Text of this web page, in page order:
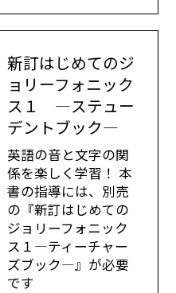
新訂はじめてのジ
ョリーフォニック
ス１ ―ステュー
デントブック―
英語の音と文字の関
係を楽しく学習！ 本
書の指導には、別売
の『新訂はじめての
ジョリーフォニック
ス１―ティーチャー
ズブック―』が必要
です